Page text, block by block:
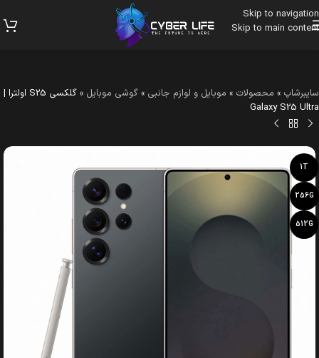
Skip to navigation
Skip to main content
سایبرشاپ » محصولات » موبایل و لوازم جانبی » گوشی موبایل »
گلکسی S25 اولترا |
Galaxy S25 Ultra
1T
256G
512G